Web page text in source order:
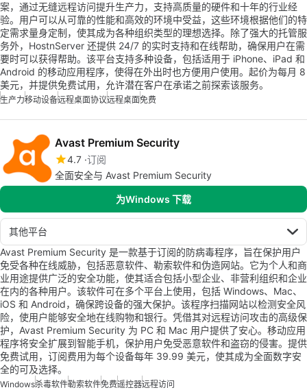
案，通过无缝远程访问提升生产力，支持高质量的硬件和十年的行业经
验。用户可以从可靠的性能和高效的环境中受益，这些环境根据他们的特
定需求量身定制，使其成为各种组织类型的理想选择。除了强大的托管服
务外，HostnServer 还提供 24/7 的实时支持和在线帮助，确保用户在需
要时可以获得帮助。该平台支持多种设备，包括适用于 iPhone、iPad 和
Android 的移动应用程序，使得在外出时也方便用户使用。起价为每月 8
美元，并提供免费试用，允许潜在客户在承诺之前探索该服务。
生产力移动设备远程桌面协议远程桌面免费
Avast Premium Security
4.7 订阅
全面安全与 Avast Premium Security
为Windows 下载
其他平台
Avast Premium Security 是一款基于订阅的防病毒程序，旨在保护用户
免受各种在线威胁，包括恶意软件、勒索软件和伪造网站。它为个人和商
业用途提供广泛的安全功能，使其适合包括小型企业、非营利组织和企业
在内的各种用户。该软件可在多个平台上使用，包括 Windows、Mac、
iOS 和 Android，确保跨设备的强大保护。该程序扫描网站以检测安全风
险，使用户能够安全地在线购物和银行。凭借其对远程访问攻击的高级保
护，Avast Premium Security 为 PC 和 Mac 用户提供了安心。移动应用
程序将安全扩展到智能手机，保护用户免受恶意软件和盗窃的侵害。提供
免费试用，订阅费用为每个设备每年 39.99 美元，使其成为全面数字安
全的可及选择。
Windows杀毒软件勒索软件免费遥控器远程访问